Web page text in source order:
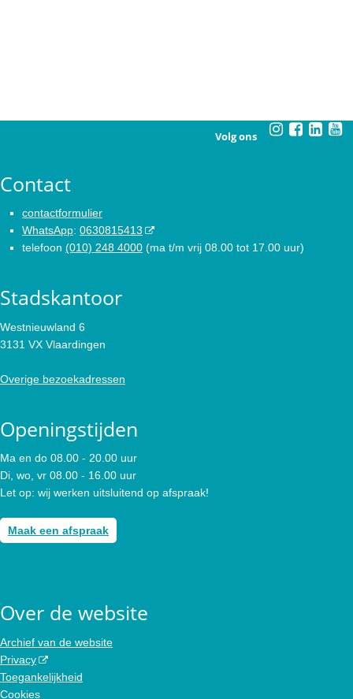
Volg ons
Contact
contactformulier
WhatsApp: 0630815413
telefoon (010) 248 4000 (ma t/m vrij 08.00 tot 17.00 uur)
Stadskantoor
Westnieuwland 6
3131 VX Vlaardingen
Overige bezoekadressen
Openingstijden
Ma en do 08.00 - 20.00 uur
Di, wo, vr 08.00 - 16.00 uur
Let op: wij werken uitsluitend op afspraak!
Maak een afspraak
Over de website
Archief van de website
Privacy
Toegankelijkheid
Cookies